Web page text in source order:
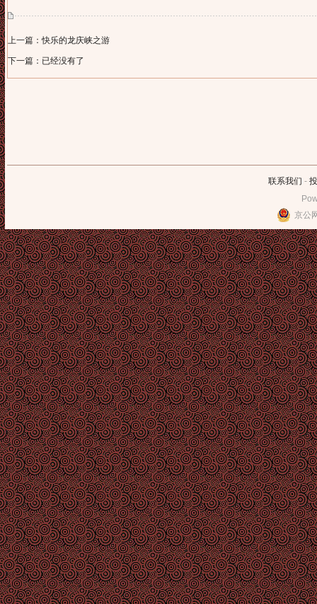
上一篇：快乐的龙庆峡之游
下一篇：已经没有了
联系我们 -
京公